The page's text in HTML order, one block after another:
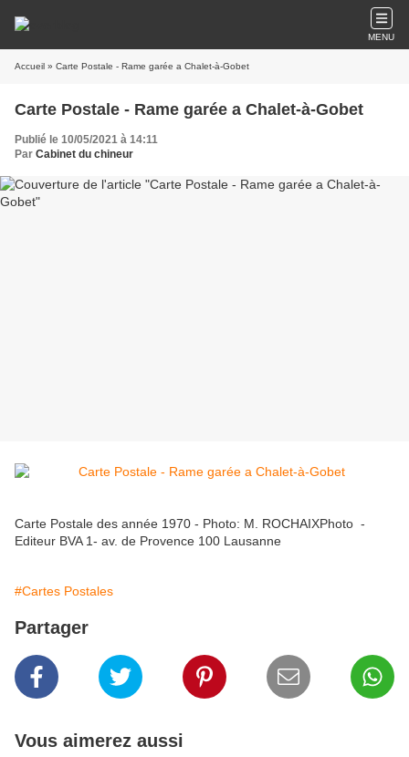
MENU
Accueil » Carte Postale - Rame garée a Chalet-à-Gobet
Carte Postale - Rame garée a Chalet-à-Gobet
Publié le 10/05/2021 à 14:11
Par Cabinet du chineur
Carte Postale des année 1970 - Photo: M. ROCHAIXPhoto -
Editeur BVA 1- av. de Provence 100 Lausanne
#Cartes Postales
Partager
Vous aimerez aussi